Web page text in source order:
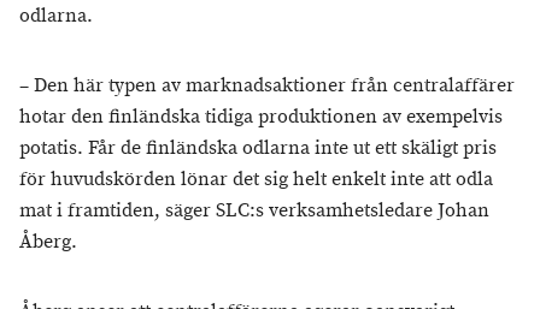
odlarna.
– Den här typen av marknadsaktioner från centralaffärer
hotar den finländska tidiga produktionen av exempelvis
potatis. Får de finländska odlarna inte ut ett skäligt pris
för huvudskörden lönar det sig helt enkelt inte att odla
mat i framtiden, säger SLC:s verksamhetsledare Johan
Åberg.